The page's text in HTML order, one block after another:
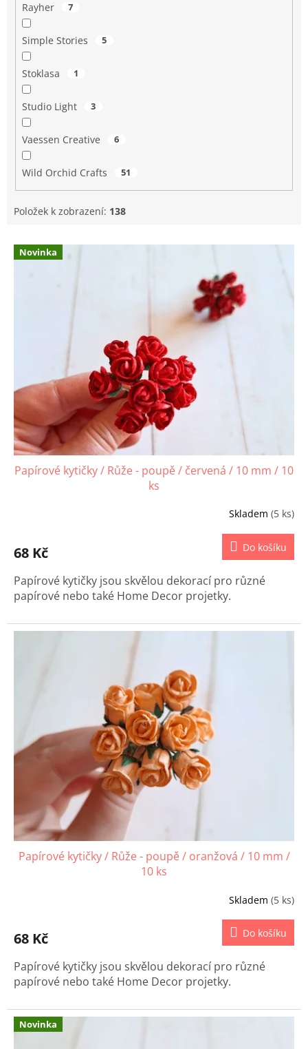
Rayher 7
Simple Stories 5
Stoklasa 1
Studio Light 3
Vaessen Creative 6
Wild Orchid Crafts 51
Položek k zobrazení: 138
V
ů
Novinka
Papírové kytičky / Růže - poupě / červená / 10 mm / 10
ks
Skladem (5 ks)
68 Kč Do košíku
Papírové kytičky jsou skvělou dekorací pro různé
papírové nebo také Home Decor projetky.
Papírové kytičky / Růže - poupě / oranžová / 10 mm /
10 ks
Skladem (5 ks)
68 Kč Do košíku
Papírové kytičky jsou skvělou dekorací pro různé
papírové nebo také Home Decor projetky.
Novinka